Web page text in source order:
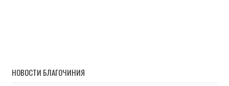
НОВОСТИ БЛАГОЧИНИЯ